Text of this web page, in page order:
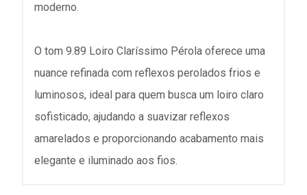
moderno.
O tom 9.89 Loiro Claríssimo Pérola oferece uma
nuance refinada com reflexos perolados frios e
luminosos, ideal para quem busca um loiro claro
sofisticado, ajudando a suavizar reflexos
amarelados e proporcionando acabamento mais
elegante e iluminado aos fios.